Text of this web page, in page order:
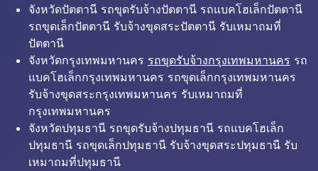
จังหวัดปัตตานี รถขุดรับจ้างปัตตานี รถแบคโฮเล็กปัตตานี
รถขุดเล็กปัตตานี รับจ้างขุดสระปัตตานี รับเหมาถมที่
ปัตตานี
จังหวัดกรุงเทพมหานคร รถขุดรับจ้างกรุงเทพมหานคร รถ
แบคโฮเล็กกรุงเทพมหานคร รถขุดเล็กกรุงเทพมหานคร
รับจ้างขุดสระกรุงเทพมหานคร รับเหมาถมที่
กรุงเทพมหานคร
จังหวัดปทุมธานี รถขุดรับจ้างปทุมธานี รถแบคโฮเล็ก
ปทุมธานี รถขุดเล็กปทุมธานี รับจ้างขุดสระปทุมธานี รับ
เหมาถมที่ปทุมธานี